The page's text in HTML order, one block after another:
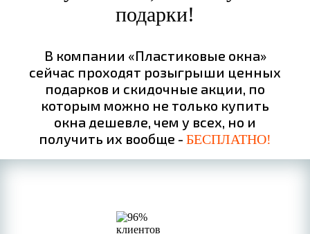
подарки!
В компании «Пластиковые окна»
сейчас проходят розыгрыши ценных
подарков и скидочные акции, по
которым можно не только купить
окна дешевле, чем у всех, но и
получить их вообще - БЕСПЛАТНО!